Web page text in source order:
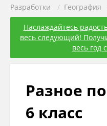
Разработки / География
Наслаждайтесь
весь следующий!
весь год
Разное
6 класс